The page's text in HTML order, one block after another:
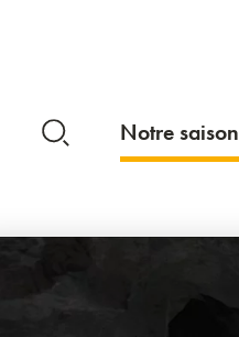
Notre saison